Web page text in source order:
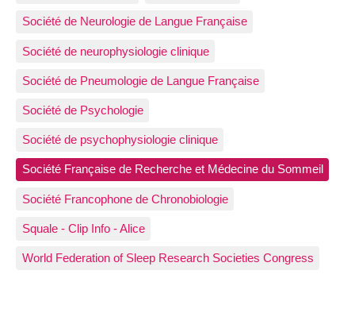
Société de Neurologie de Langue Française
Société de neurophysiologie clinique
Société de Pneumologie de Langue Française
Société de Psychologie
Société de psychophysiologie clinique
Société Française de Recherche et Médecine du Sommeil
Société Francophone de Chronobiologie
Squale - Clip Info - Alice
World Federation of Sleep Research Societies Congress